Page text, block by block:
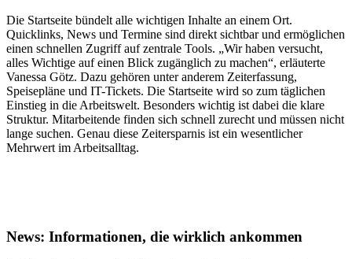
Die Startseite bündelt alle wichtigen Inhalte an einem Ort.
Quicklinks, News und Termine sind direkt sichtbar und ermöglichen
einen schnellen Zugriff auf zentrale Tools. „Wir haben versucht,
alles Wichtige auf einen Blick zugänglich zu machen“, erläuterte
Vanessa Götz. Dazu gehören unter anderem Zeiterfassung,
Speisepläne und IT-Tickets. Die Startseite wird so zum täglichen
Einstieg in die Arbeitswelt. Besonders wichtig ist dabei die klare
Struktur. Mitarbeitende finden sich schnell zurecht und müssen nicht
lange suchen. Genau diese Zeitersparnis ist ein wesentlicher
Mehrwert im Arbeitsalltag.
News: Informationen, die wirklich ankommen